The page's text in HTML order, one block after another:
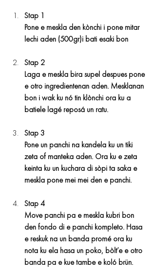
Stap 1
Pone e meskla den kònchi i pone mitar
lechi aden (500gr)i bati esaki bon
Stap 2
Laga e meskla bira supel despues pone
e otro ingredientenan aden. Mesklanan
bon i wak ku nó tin klònchi ora ku a
batiele lagé reposá un ratu.
Stap 3
Pone un panchi na kandela ku un tiki
zeta of manteka aden. Ora ku e zeta
keinta ku un kuchara di sòpi ta saka e
meskla pone mei mei den e panchi.
Stap 4
Move panchi pa e meskla kubri bon
den fondo di e panchi kompleto. Hasa
e reskuk na un banda promé ora ku
nota ku ela hasa un poko, bòlt’e e otro
banda pa e kue tambe e koló brün.